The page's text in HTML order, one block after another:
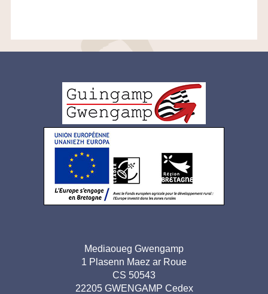
de
page
Mediaoueg Gwengamp
1 Plasenn Maez ar Roue
CS 50543
22205 GWENGAMP Cedex